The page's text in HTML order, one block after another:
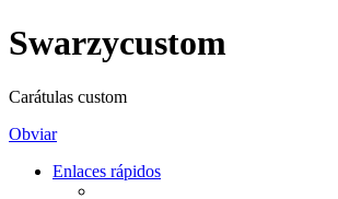
Swarzycustom
Carátulas custom
Obviar
Enlaces rápidos